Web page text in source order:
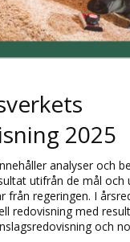
2025
analyser och
utifrån de mål och
från regeringen. I
redovisning med
och